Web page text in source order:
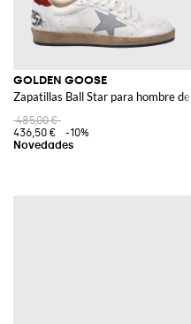
GOLDEN GOOSE
Zapatillas Ball Star para hombre
485,00 €
436,50 €
-10%